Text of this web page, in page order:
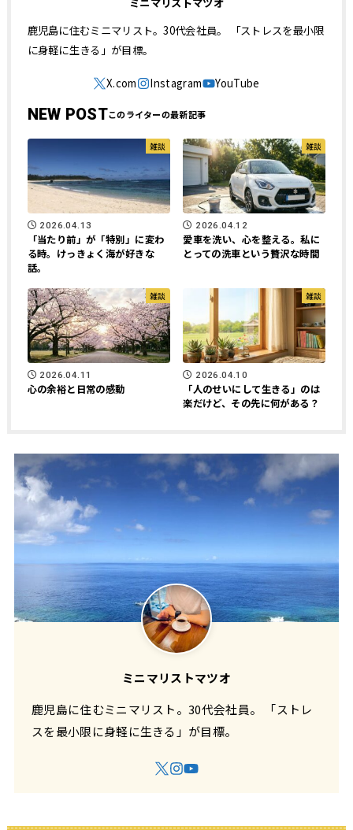
鹿児島に住むミニマリスト。30代会社員。 「ストレスを最小限
に身軽に生きる」が目標。
NEW POST
雑談
2026.04.13
「当たり前」が「特別」に変わ
る時。けっきょく海が好きな
話。
雑談
2026.04.12
愛車を洗い、心を整える。私に
とっての洗車という贅沢な時間
雑談
2026.04.11
心の余裕と日常の感動
雑談
2026.04.10
「人のせいにして生きる」のは
楽だけど、その先に何がある？
ミニマリストマツオ
鹿児島に住むミニマリスト。30代会社員。 「ストレ
スを最小限に身軽に生きる」が目標。